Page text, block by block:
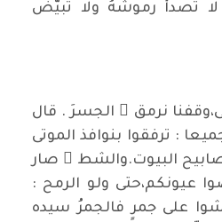
لا تصدأ رموشهُ ولا تبيّض
نرمق ُ الجسرَ . قال
: ترفقوا بنوافذ الموتى
البيوت.والشط ُ صار
عيونكم،حتى ولو الرمح :
على جمرٍ فالجمرُ سيده